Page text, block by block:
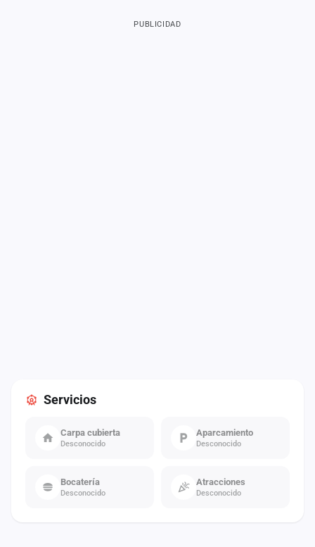
Servicios
Carpa cubierta
Desconocido
Aparcamiento
Desconocido
Bocatería
Desconocido
Atracciones
Desconocido
PUBLICIDAD